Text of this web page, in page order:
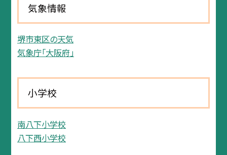
気象情報
堺市東区の天気
気象庁「大阪府」
小学校
南八下小学校
八下西小学校